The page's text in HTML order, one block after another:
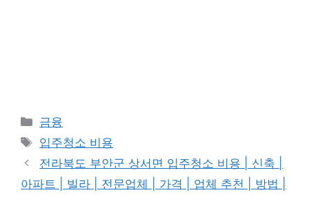
Categories
금융
Tags
입주청소 비용
전라북도 부안군 상서면 입주청소 비용 | 신축 |
아파트 | 빌라 | 전문업체 | 가격 | 업체 추천 | 방법 |